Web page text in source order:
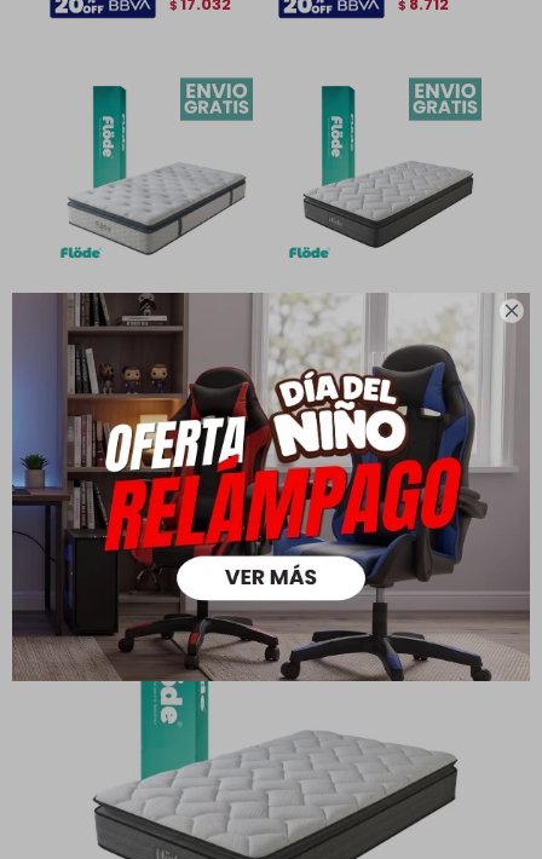

$ $
Colchón 1 1/2 Plaza en Caja
con Resortes Pocket -
Flöde Grafeno
13.890 $ 19.450
$9.723
$11.112
Colchón 1 Plaza en Caja
con Resortes Pocket -
Flöde Plus
$9.990 $ 13.990
$ 6.993
$7.992